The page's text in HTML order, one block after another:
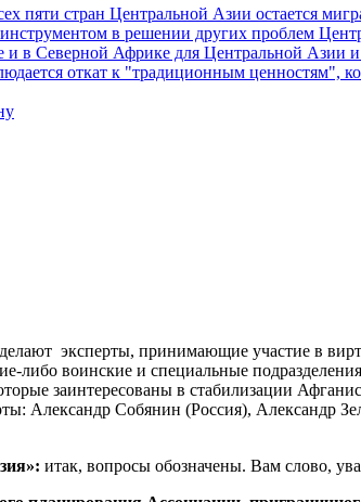
пяти стран Центральной Азии остается
в решении других проблем
и в Северной Африке для Центральной Азии
откат к "традиционным ценностям",
эксперты, принимающие участие в
либо воинские и специальные
заинтересованы в стабилизации
Александр Собянин (Россия), Александр
итак, вопросы обозначены. Вам слово,